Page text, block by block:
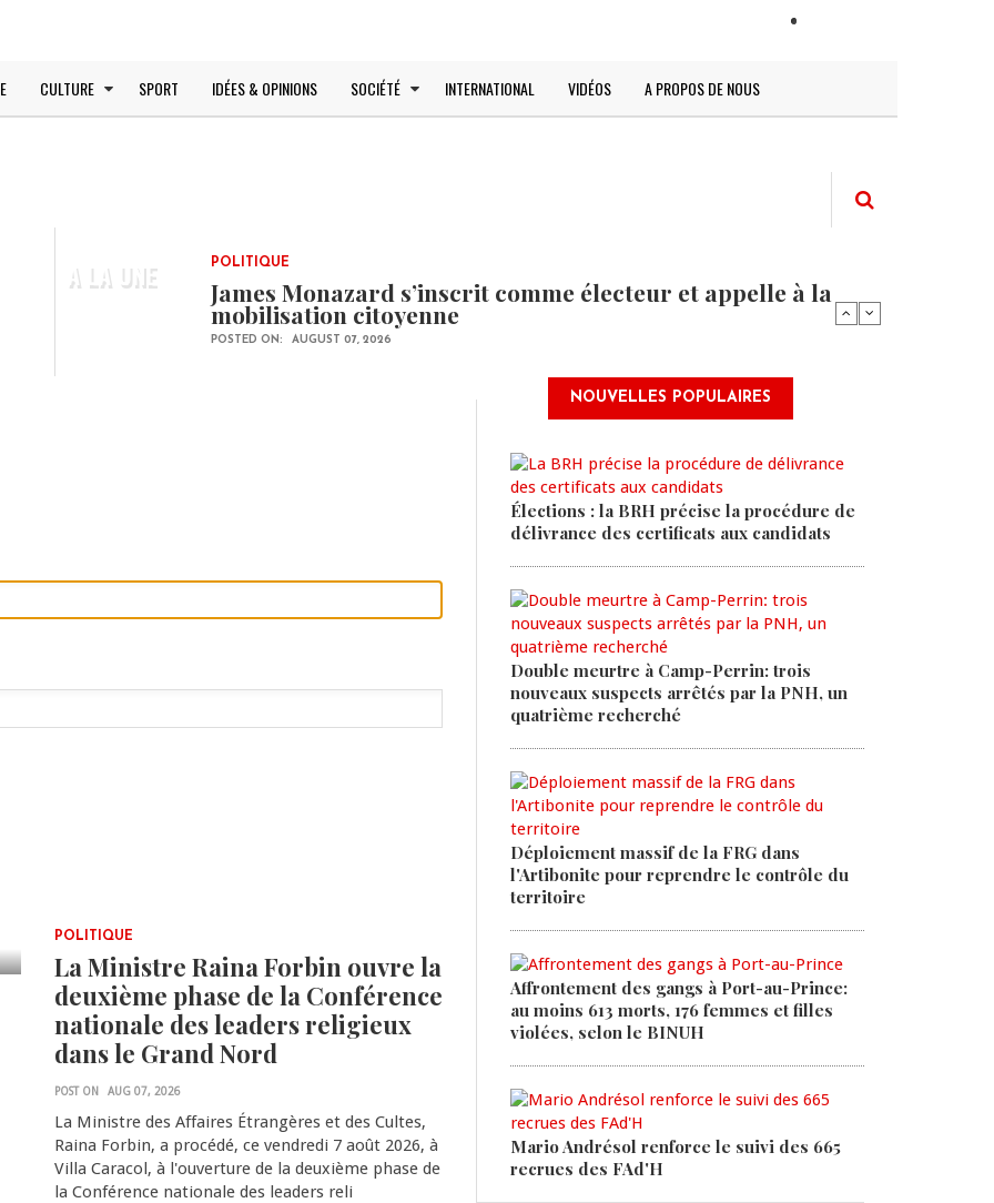
CULTURE SPORT IDÉES & OPINIONS SOCIÉTÉ INTERNATIONAL VIDÉOS A PROPOS DE NOUS
A LA UNE POLITIQUE
James Monazard s’inscrit comme électeur et appelle à la
mobilisation citoyenne
POSTED ON: AUGUST 07, 2026
POLITIQUE
La Ministre Raina Forbin ouvre la
deuxième phase de la Conférence
nationale des leaders religieux
dans le Grand Nord
POST ON AUG 07, 2026
La Ministre des Affaires Étrangères et des Cultes,
Raina Forbin, a procédé, ce vendredi 7 août 2026, à
Villa Caracol, à l'ouverture de la deuxième phase de
la Conférence nationale des leaders reli
NOUVELLES POPULAIRES
Élections : la BRH précise la procédure de
délivrance des certificats aux candidats
Double meurtre à Camp-Perrin: trois
nouveaux suspects arrêtés par la PNH, un
quatrième recherché
Déploiement massif de la FRG dans
l'Artibonite pour reprendre le contrôle du
territoire
Affrontement des gangs à Port-au-Prince:
au moins 613 morts, 176 femmes et filles
violées, selon le BINUH
Mario Andrésol renforce le suivi des 665
recrues des FAd'H